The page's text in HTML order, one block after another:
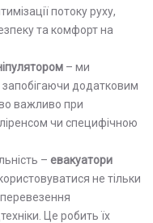
потоку руху,
та комфорт на
– ми
додатковим
важливо при
чи специфічною
– евакуатори
не тільки
перевезення
Це робить їх